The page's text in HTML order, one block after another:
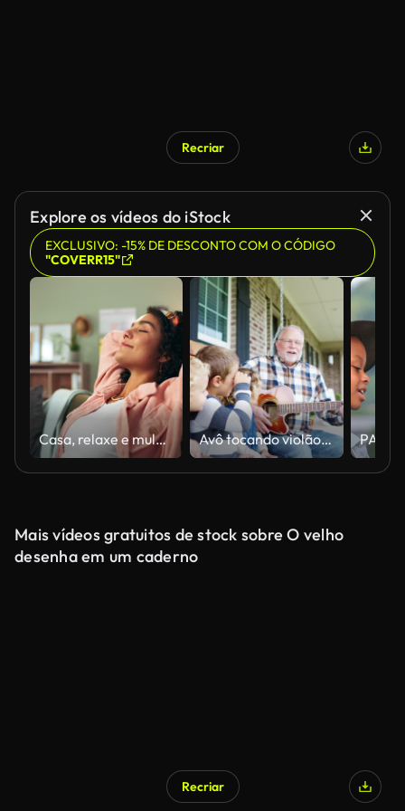
Gerado por IA
Recriar
Explore os vídeos do iStock
EXCLUSIVO: -15% DE DESCONTO COM O CÓDIGO
"COVERR15"
Casa, relaxe e mulher com alongamento no sofá para autocuidado, calma e paz na sala de estar. Mexicano, sorriso e respiração profunda no sofá para preguiça, atenção plena e felicidade em casa no fim de semana Avô tocando violão cantando com seus netos
Mais vídeos gratuitos de stock sobre O velho
desenha em um caderno
Recriar